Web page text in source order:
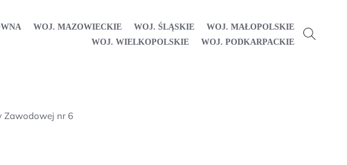
WOJ. MAZOWIECKIE WOJ. ŚLĄSKIE
WOJ. MAŁOPOLSKIE
WOJ. WIELKOPOLSKIE
WOJ. PODKARPACKIE
Zawodowej nr 6